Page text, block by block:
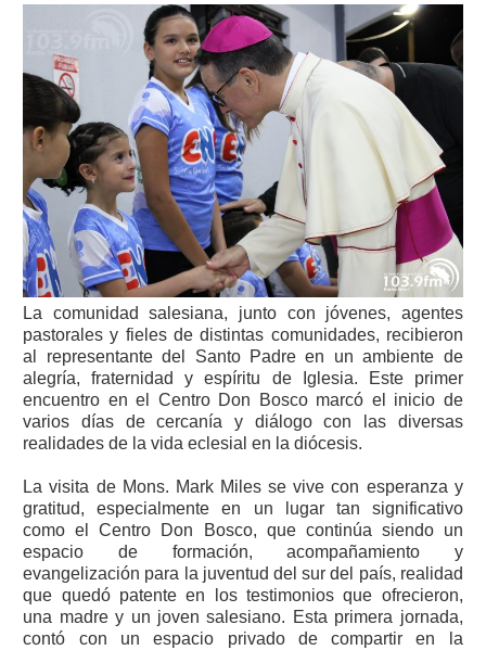
La comunidad salesiana, junto con jóvenes, agentes
pastorales y fieles de distintas comunidades, recibieron
al representante del Santo Padre en un ambiente de
alegría, fraternidad y espíritu de Iglesia. Este primer
encuentro en el Centro Don Bosco marcó el inicio de
varios días de cercanía y diálogo con las diversas
realidades de la vida eclesial en la diócesis.
La visita de Mons. Mark Miles se vive con esperanza y
gratitud, especialmente en un lugar tan significativo
como el Centro Don Bosco, que continúa siendo un
espacio de formación, acompañamiento y
evangelización para la juventud del sur del país, realidad
que quedó patente en los testimonios que ofrecieron,
una madre y un joven salesiano. Esta primera jornada,
contó con un espacio privado de compartir en la